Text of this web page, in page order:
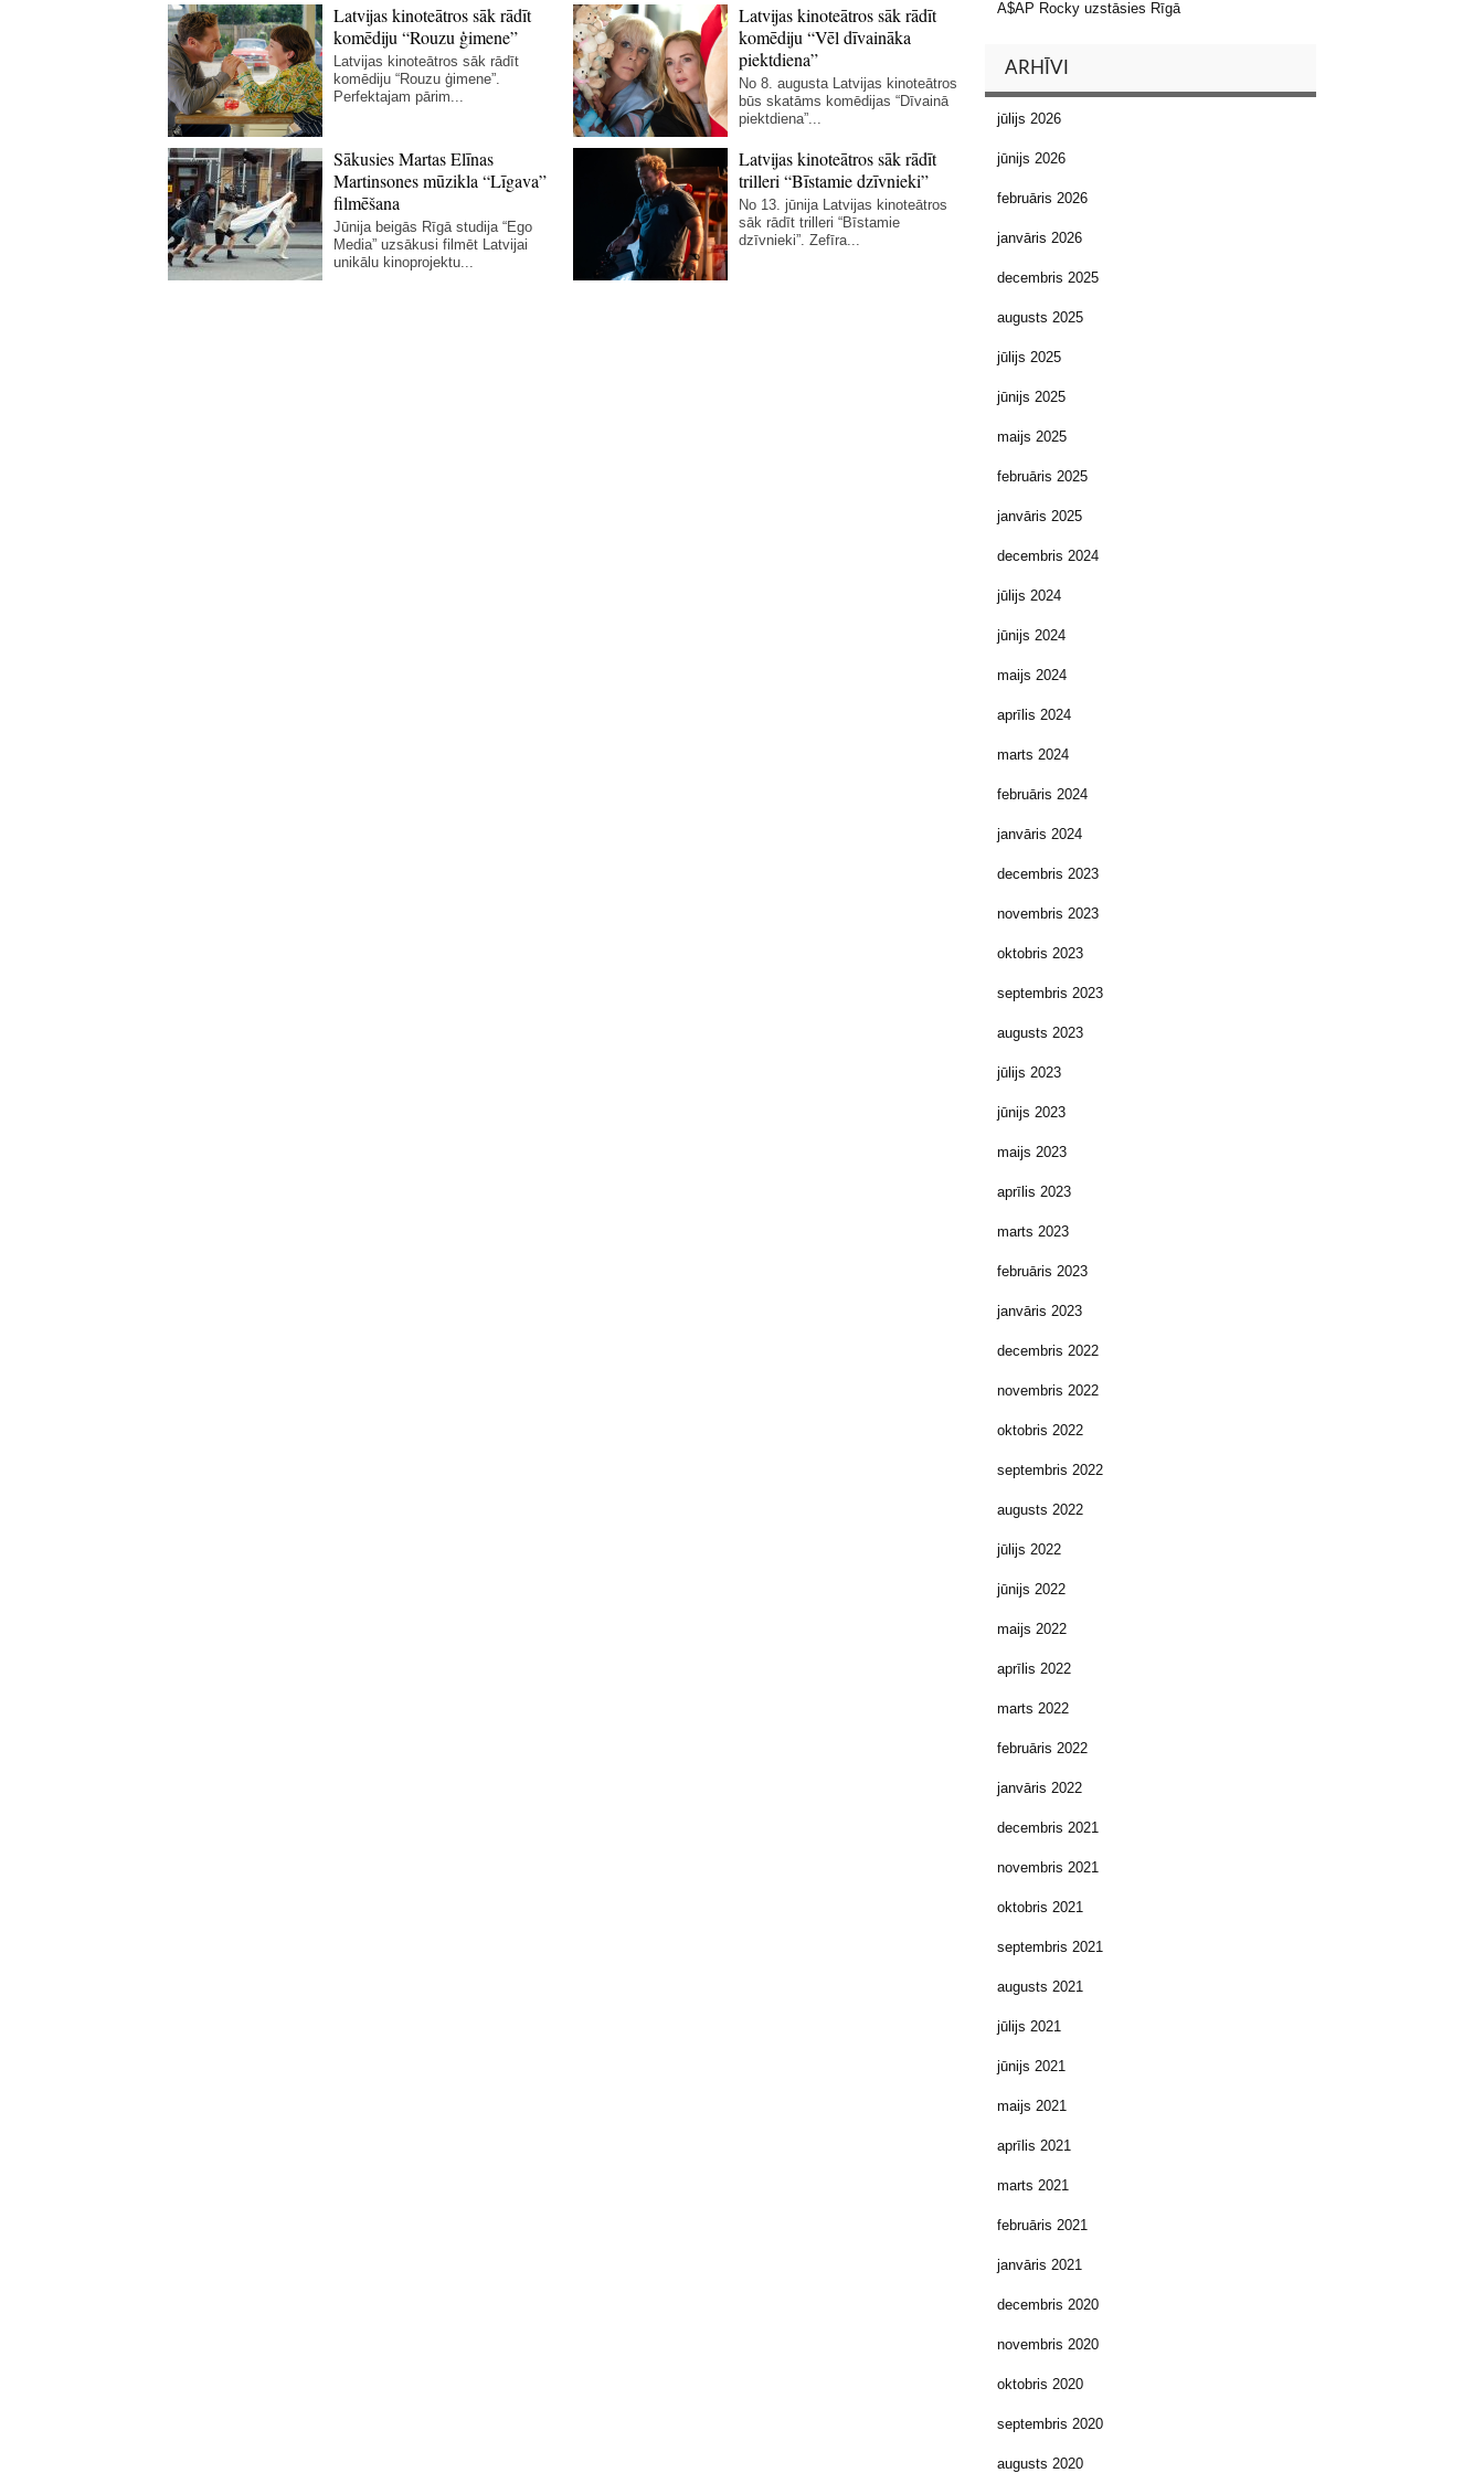
Latvijas kinoteātros sāk rādīt
komēdiju “Rouzu ģimene”
Latvijas kinoteātros sāk rādīt
komēdiju “Rouzu ģimene”.
Perfektajam pārim...
Latvijas kinoteātros sāk rādīt
komēdiju “Vēl dīvaināka
piektdiena”
No 8. augusta Latvijas kinoteātros
būs skatāms komēdijas “Dīvainā
piektdiena”...
Sākusies Martas Elīnas
Martinsones mūzikla “Līgava”
filmēšana
Jūnija beigās Rīgā studija “Ego
Media” uzsākusi filmēt Latvijai
unikālu kinoprojektu...
Latvijas kinoteātros sāk rādīt
trilleri “Bīstamie dzīvnieki”
No 13. jūnija Latvijas kinoteātros
sāk rādīt trilleri “Bīstamie
dzīvnieki”. Zefīra...
A$AP Rocky uzstāsies Rīgā
ARHĪVI
jūlijs 2026
jūnijs 2026
februāris 2026
janvāris 2026
decembris 2025
augusts 2025
jūlijs 2025
jūnijs 2025
maijs 2025
februāris 2025
janvāris 2025
decembris 2024
jūlijs 2024
jūnijs 2024
maijs 2024
aprīlis 2024
marts 2024
februāris 2024
janvāris 2024
decembris 2023
novembris 2023
oktobris 2023
septembris 2023
augusts 2023
jūlijs 2023
jūnijs 2023
maijs 2023
aprīlis 2023
marts 2023
februāris 2023
janvāris 2023
decembris 2022
novembris 2022
oktobris 2022
septembris 2022
augusts 2022
jūlijs 2022
jūnijs 2022
maijs 2022
aprīlis 2022
marts 2022
februāris 2022
janvāris 2022
decembris 2021
novembris 2021
oktobris 2021
septembris 2021
augusts 2021
jūlijs 2021
jūnijs 2021
maijs 2021
aprīlis 2021
marts 2021
februāris 2021
janvāris 2021
decembris 2020
novembris 2020
oktobris 2020
septembris 2020
augusts 2020